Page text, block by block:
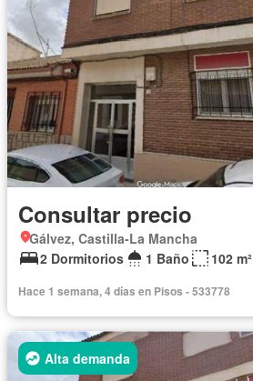
Consultar precio
Gálvez, Castilla-La Mancha
2 Dormitorios
1 Baño 102 m²
Hace 1 semana, 4 días en Pisos - 533778
Alta demanda